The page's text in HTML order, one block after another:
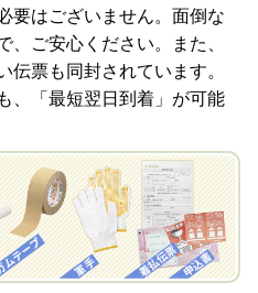
み
をメールで確認し、梱包キット
みます。梱包キットは送料無料
します。
トに同封する発送ガイドの手順
たおもちゃの写真をトーク中に送
をLINEで確認し、梱包キットを
ます。梱包キットは送料無料で
ます。
要はございません。面倒な
、ご安心ください。また、
伝票も同封されています。
、「最短翌日到着」が可能